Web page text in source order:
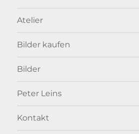
Atelier
Bilder kaufen
Bilder
Peter Leins
Kontakt